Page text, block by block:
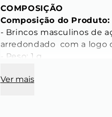
COMPOSIÇÃO
Composição do Produto:
- Brincos masculinos de
arredondado  com a logo
- Peso: 1 g
Ver mais